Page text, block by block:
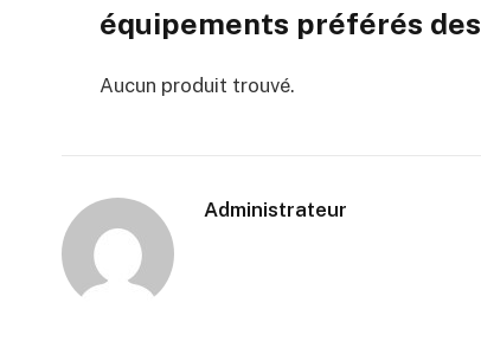
équipements préférés
Aucun produit trouvé.
Administrateur